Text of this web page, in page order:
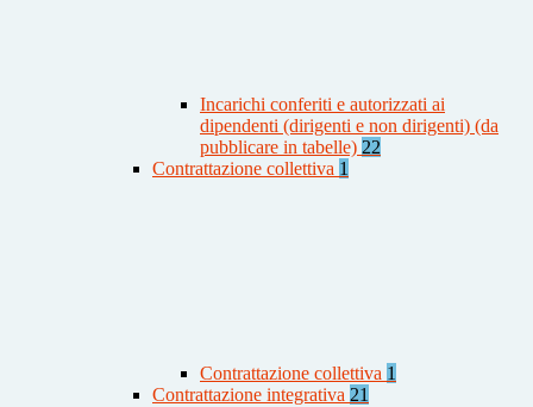
Incarichi conferiti e autorizzati ai
dipendenti (dirigenti e non dirigenti) (da
pubblicare in tabelle) 22
Contrattazione collettiva 1
Contrattazione collettiva 1
Contrattazione integrativa 21